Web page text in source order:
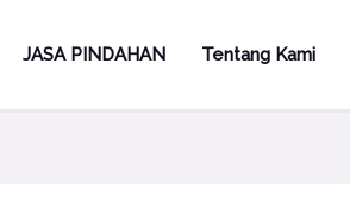
JASA PINDAHAN Tentang Kami